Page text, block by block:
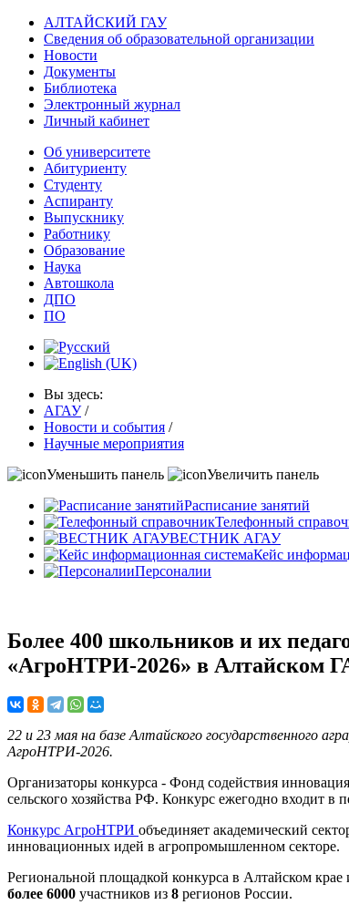
АЛТАЙСКИЙ ГАУ
Сведения об образовательной организации
Новости
Документы
Библиотека
Электронный журнал
Личный кабинет
Об университете
Абитуриенту
Студенту
Аспиранту
Выпускнику
Работнику
Образование
Наука
Автошкола
ДПО
ПО
Вы здесь:
АГАУ /
Новости и события /
Научные мероприятия
Уменьшить панель
Увеличить панель
Расписание занятий
Телефонный
ВЕСТНИК АГАУ
Кейс
Персоналии
Более 400 школьников и их
«АгроНТРИ-2026» в Алтайском
22 и 23 мая на базе Алтайского государственного
АгроНТРИ-2026.
Организаторы конкурса - Фонд содействия
сельского хозяйства РФ. Конкурс ежегодно входит
Конкурс АгроНТРИ объединяет академический
инновационных идей в агропромышленном секторе.
Региональной площадкой конкурса в Алтайском
более 6000 участников из 8 регионов России.